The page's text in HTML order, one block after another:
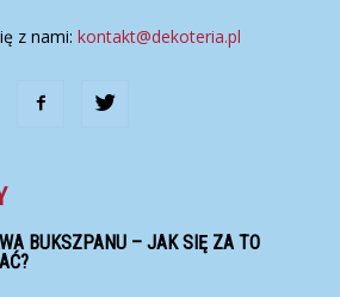
z nami: kontakt@dekoteria.pl
BUKSZPANU – JAK SIĘ ZA TO